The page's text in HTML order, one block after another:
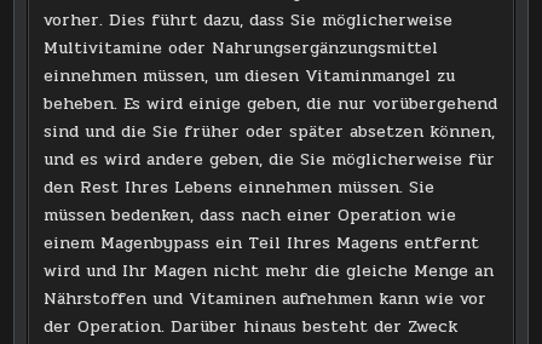
vorher. Dies führt dazu, dass Sie möglicherweise
Multivitamine oder Nahrungsergänzungsmittel
einnehmen müssen, um diesen Vitaminmangel zu
beheben. Es wird einige geben, die nur vorübergehend
sind und die Sie früher oder später absetzen können,
und es wird andere geben, die Sie möglicherweise für
den Rest Ihres Lebens einnehmen müssen. Sie
müssen bedenken, dass nach einer Operation wie
einem Magenbypass ein Teil Ihres Magens entfernt
wird und Ihr Magen nicht mehr die gleiche Menge an
Nährstoffen und Vitaminen aufnehmen kann wie vor
der Operation. Darüber hinaus besteht der Zweck